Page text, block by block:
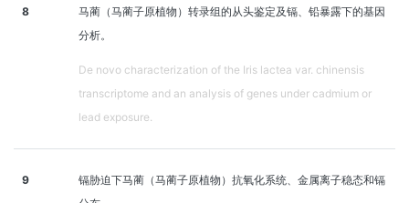
8
马蔺（马蔺子原植物）转录组的从头鉴定及镉、铅暴露下的基因
分析。
De novo characterization of the Iris lactea var. chinensis
transcriptome and an analysis of genes under cadmium or
lead exposure.
9
镉胁迫下马蔺（马蔺子原植物）抗氧化系统、金属离子稳态和镉